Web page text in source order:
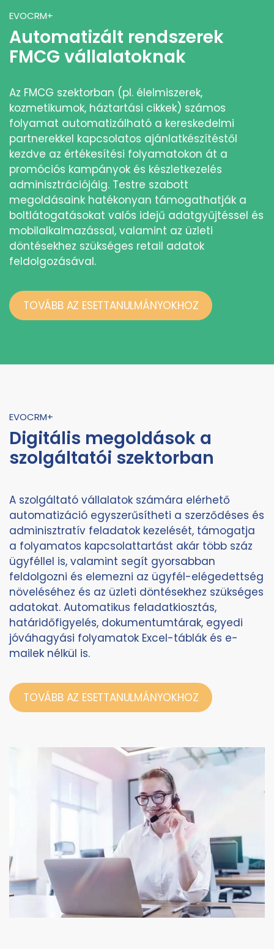
EVOCRM+
Automatizált rendszerek
FMCG vállalatoknak
Az FMCG szektorban (pl. élelmiszerek,
kozmetikumok, háztartási cikkek) számos
folyamat automatizálható a kereskedelmi
partnerekkel kapcsolatos ajánlatkészítéstől
kezdve az értékesítési folyamatokon át a
promóciós kampányok és készletkezelés
adminisztrációjáig. Testre szabott
megoldásaink hatékonyan támogathatják a
boltlátogatásokat valós idejű adatgyűjtéssel és
mobilalkalmazással, valamint az üzleti
döntésekhez szükséges retail adatok
feldolgozásával.
TOVÁBB AZ ESETTANULMÁNYOKHOZ
EVOCRM+
Digitális megoldások a
szolgáltatói szektorban
A szolgáltató vállalatok számára elérhető
automatizáció egyszerűsítheti a szerződéses és
adminisztratív feladatok kezelését, támogatja
a folyamatos kapcsolattartást akár több száz
ügyféllel is, valamint segít gyorsabban
feldolgozni és elemezni az ügyfél-elégedettség
növeléséhez és az üzleti döntésekhez szükséges
adatokat. Automatikus feladatkiosztás,
határidőfigyelés, dokumentumtárak, egyedi
jóváhagyási folyamatok Excel-táblák és e-
mailek nélkül is.
TOVÁBB AZ ESETTANULMÁNYOKHOZ